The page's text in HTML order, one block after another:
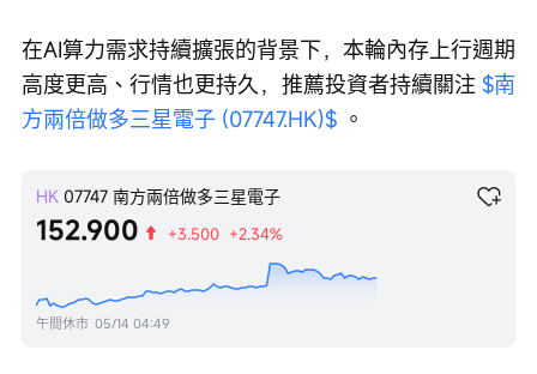
在AI算力需求持續擴張的背景下，本輪內存上行週期
高度更高、行情也更持久，推薦投資者持續關注 $南
方兩倍做多三星電子 (07747.HK)$ 。
HK 07747 南方兩倍做多三星電子
152.900 +3.500 +2.34%
午間休市 05/14 04:49